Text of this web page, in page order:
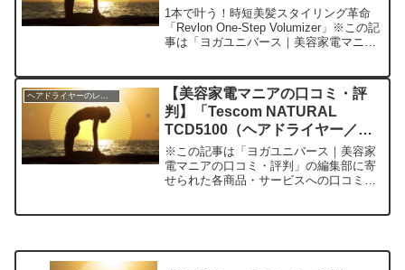
アアイロン）」を実際に使ってみ
た正直感想
1本で叶う！時短美髪スタイリング革命
「Revlon One-Step Volumizer」※この記
事は「ヨガユニバース｜美容家電マニア
日、編集部が紹介したいのが「Revl...
ヘアドライヤーのレビュー
【美容家電マニアの口コミ・評
判】「Tescom NATURAL
TCD5100（ヘアドライヤー／ヘ
アアイロン）」を実際に使ってみ
た正直感想
※この記事は「ヨガユニバース｜美容家
電マニアの口コミ・評判」の編集部に寄
せられた各商品・サービスへの口コミ今